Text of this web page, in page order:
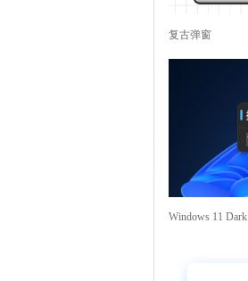
复古弹窗
Windows 11 Dark